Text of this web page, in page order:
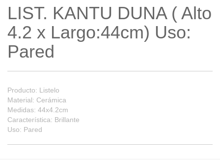
LIST. KANTU DUNA ( Alto
4.2 x Largo:44cm) Uso:
Pared
Producto: Listelo
Material: Cerámica
Medidas: 44x4.2cm
Característica: Brillante
Uso: Pared